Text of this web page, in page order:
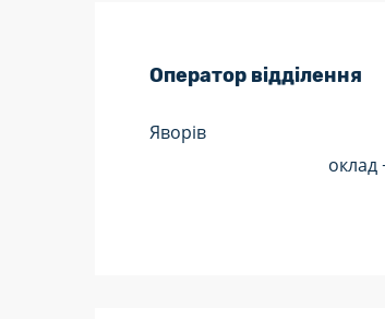
Оператор відділення
Яворів
оклад